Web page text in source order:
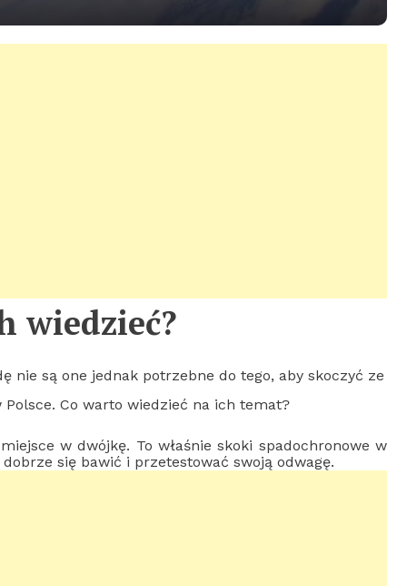
wiedzieć?
nie są one jednak potrzebne do tego, aby skoczyć ze
Co warto wiedzieć na ich temat?
w dwójkę. To właśnie skoki spadochronowe w
się bawić i przetestować swoją odwagę.